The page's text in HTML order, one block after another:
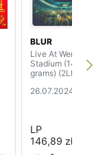
BLUR
Live At Wembley
Stadium (140
grams) (2LP)
26.07.2024
LP
146,89 zł